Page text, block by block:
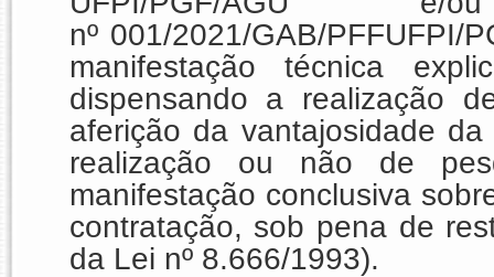
nº 001/2021/GAB/PFFUFPI/
manifestação técnica
dispensando a realização
aferição da vantajosidade
realização ou não de
manifestação conclusiva
contratação, sob pena de
da Lei nº 8.666/1993).